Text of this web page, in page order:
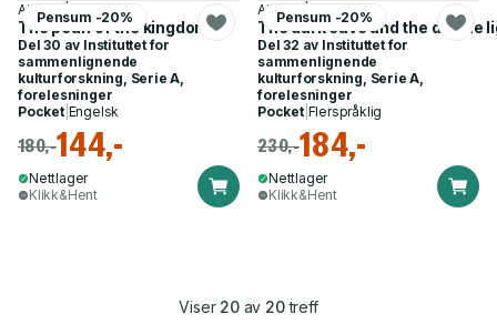
Pensum -20%
Ailbhe Ó Corráin
The pearl of the kingdom
Del 30 av Instituttet for
sammenlignende
kulturforskning, Serie A,
forelesninger
Pocket| Engelsk
180,-144,-
Nettlager
Klikk&Hent
Pensum -20%
Ailbhe Ó Corráin
The dark cave and the devine
Del 32 av Instituttet for
sammenlignende
kulturforskning, Serie A,
forelesninger
Pocket| Flerspråklig
230,-184,-
Nettlager
Klikk&Hent
Viser 20av 20treff